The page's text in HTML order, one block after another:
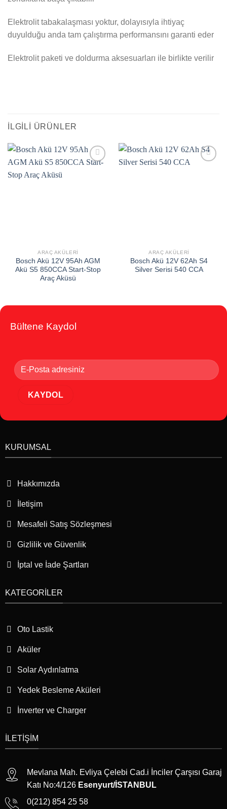
Elektrolit tabakalaşması yoktur, dolayısıyla ihtiyaç
duyulduğu anda tam çalıştırma performansını garanti eder
Elektrolit paketi ve doldurma aksesuarları ile birlikte verilir
İLGILI ÜRÜNLER
ARAÇ AKÜLERI
Bosch Akü 12V 95Ah AGM
Akü S5 850CCA Start-Stop
Araç Aküsü
ARAÇ AKÜLERI
Bosch Akü 12V 62Ah S4
Silver Serisi 540 CCA
Bültene Kaydol
KURUMSAL
Hakkımızda
İletişim
Mesafeli Satış Sözleşmesi
Gizlilik ve Güvenlik
İptal ve İade Şartları
KATEGORILER
Oto Lastik
Aküler
Solar Aydınlatma
Yedek Besleme Aküleri
İnverter ve Charger
İLETIŞIM
Mevlana Mah. Evliya Çelebi Cad.i İnciler Çarşısı Garaj
Katı No:4/126 Esenyurt/İSTANBUL
0(212) 854 25 58